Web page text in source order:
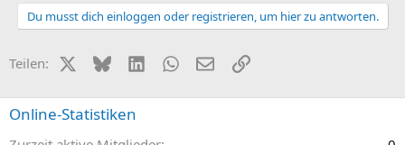
Du musst dich einloggen oder registrieren, um hier zu antworten.
Teilen: X (Twitter)
BlueskyLinkedInWhatsApp
E-MailLink
Online-Statistiken